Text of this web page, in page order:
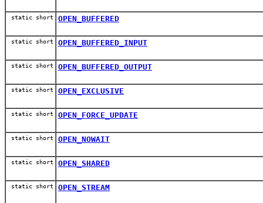
static short OPEN_BUFFERED
static short OPEN_BUFFERED_INPUT
static short OPEN_BUFFERED_OUTPUT
static short OPEN_EXCLUSIVE
static short OPEN_FORCE_UPDATE
static short OPEN_NOWAIT
static short OPEN_SHARED
static short OPEN_STREAM